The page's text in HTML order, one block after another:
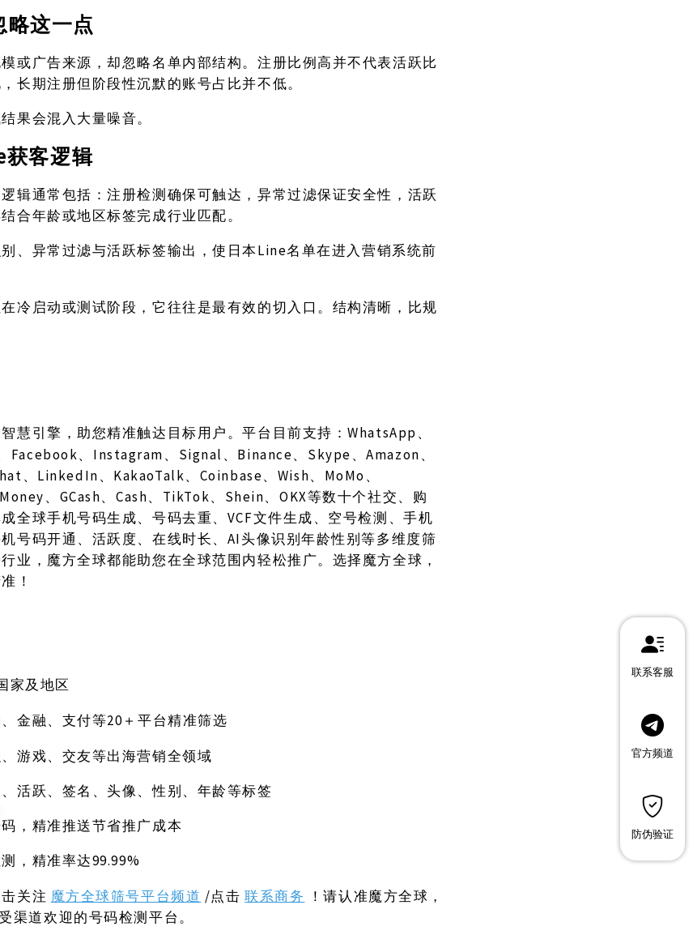
略这一点
或广告来源，却忽略名单内部结构。注册比例高并不代表活跃比
长期注册但阶段性沉默的账号占比并不低。
果会混入大量噪音。
获客逻辑
辑通常包括：注册检测确保可触达，异常过滤保证安全性，活跃
合年龄或地区标签完成行业匹配。
、异常过滤与活跃标签输出，使日本 Line名单在进入营销系统前
冷启动或测试阶段，它往往是最有效的切入口。结构清晰，比规
慧引擎，助您精准触达目标用户。平台目前支持：WhatsApp、
Facebook、Instagram、Signal、Binance、Skype、Amazon、
、LinkedIn、KakaoTalk、Coinbase、Wish、MoMo、
、GCash、Cash、TikTok、Shein、OKX等数十个社交、购
全球手机号码生成、号码去重、VCF文件生成、空号检测、手机
号码开通、活跃度、在线时长、AI头像识别年龄性别等多维度筛
业，魔方全球都能助您在全球范围内轻松推广。选择魔方全球，
！
家及地区
金融、支付等20＋平台精准筛选
游戏、交友等出海营销全领域
活跃、签名、头像、性别、年龄等标签
，精准推送节省推广成本
，精准率达99.99%
关注 魔方全球筛号平台频道 /点击联系商务
！请认准魔方全球，
渠道欢迎的号码检测平台。
联系客服
官方频道
防伪验证